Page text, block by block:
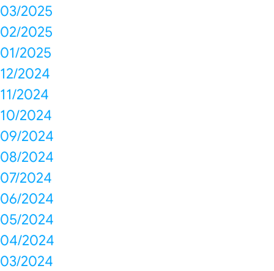
03/2025
02/2025
01/2025
12/2024
11/2024
10/2024
09/2024
08/2024
07/2024
06/2024
05/2024
04/2024
03/2024